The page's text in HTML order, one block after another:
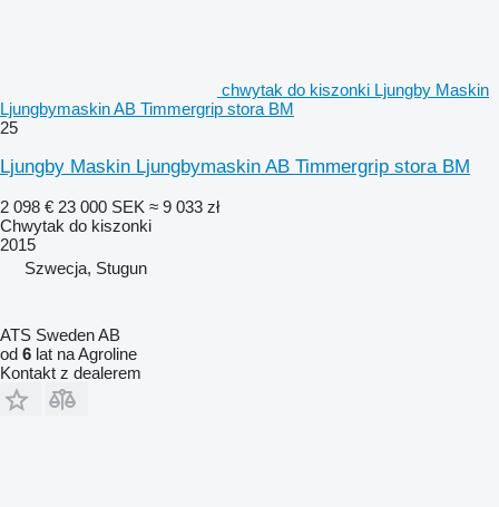
chwytak do kiszonki Ljungby Maskin
Ljungbymaskin AB Timmergrip stora BM
25
Ljungby Maskin Ljungbymaskin AB Timmergrip stora BM
2 098 € 23 000 SEK ≈ 9 033 zł
Chwytak do kiszonki
2015
Szwecja, Stugun
ATS Sweden AB
od 6 lat na Agroline
Kontakt z dealerem